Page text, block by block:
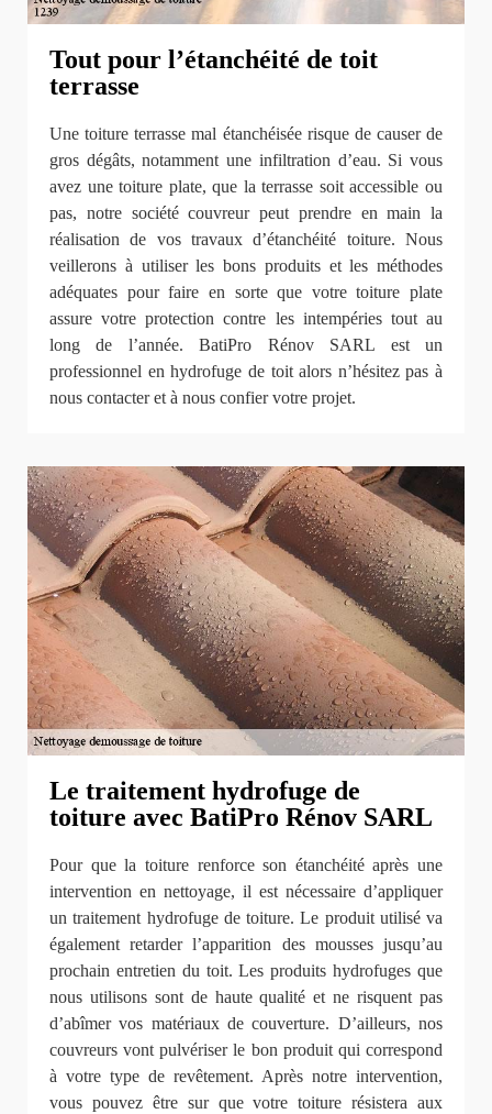
Tout pour l’étanchéité de toit
terrasse
Une toiture terrasse mal étanchéisée risque de causer de
gros dégâts, notamment une infiltration d’eau. Si vous
avez une toiture plate, que la terrasse soit accessible ou
pas, notre société couvreur peut prendre en main la
réalisation de vos travaux d’étanchéité toiture. Nous
veillerons à utiliser les bons produits et les méthodes
adéquates pour faire en sorte que votre toiture plate
assure votre protection contre les intempéries tout au
long de l’année. BatiPro Rénov SARL est un
professionnel en hydrofuge de toit alors n’hésitez pas à
nous contacter et à nous confier votre projet.
Le traitement hydrofuge de
toiture avec BatiPro Rénov SARL
Pour que la toiture renforce son étanchéité après une
intervention en nettoyage, il est nécessaire d’appliquer
un traitement hydrofuge de toiture. Le produit utilisé va
également retarder l’apparition des mousses jusqu’au
prochain entretien du toit. Les produits hydrofuges que
nous utilisons sont de haute qualité et ne risquent pas
d’abîmer vos matériaux de couverture. D’ailleurs, nos
couvreurs vont pulvériser le bon produit qui correspond
à votre type de revêtement. Après notre intervention,
vous pouvez être sur que votre toiture résistera aux